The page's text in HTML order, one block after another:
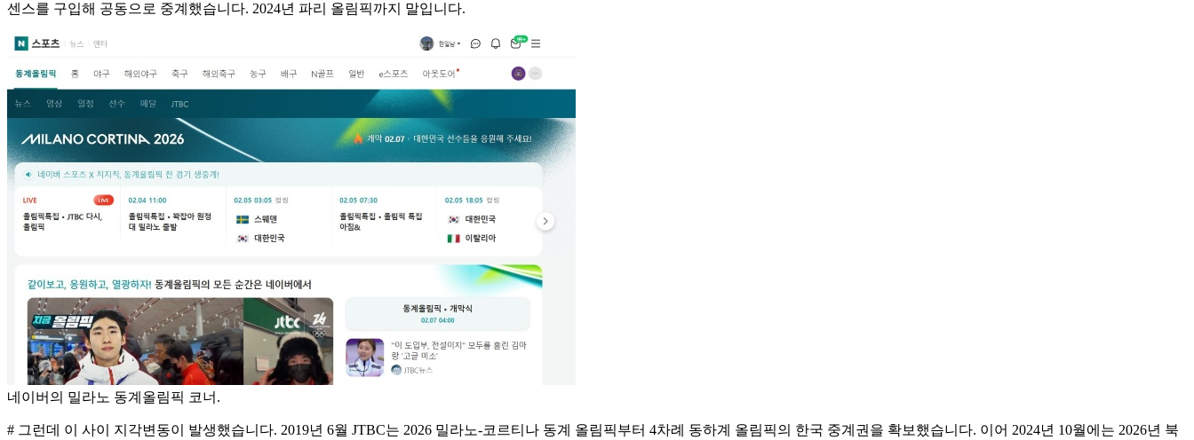
센스를 구입해 공동으로 중계했습니다. 2024년 파리 올림픽까지 말입니다.
네이버의 밀라노 동계올림픽 코너.
# 그런데 이 사이 지각변동이 발생했습니다. 2019년 6월 JTBC는 2026 밀라노-코르티나 동계 올림픽부터 4차례 동하계 올림픽의 한국 중계권을 확보했습니다. 이어 2024년 10월에는 2026년 북